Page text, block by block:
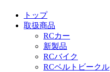
トップ
取扱商品
RCカー
新製品
RCバイク
RCベルトビークル